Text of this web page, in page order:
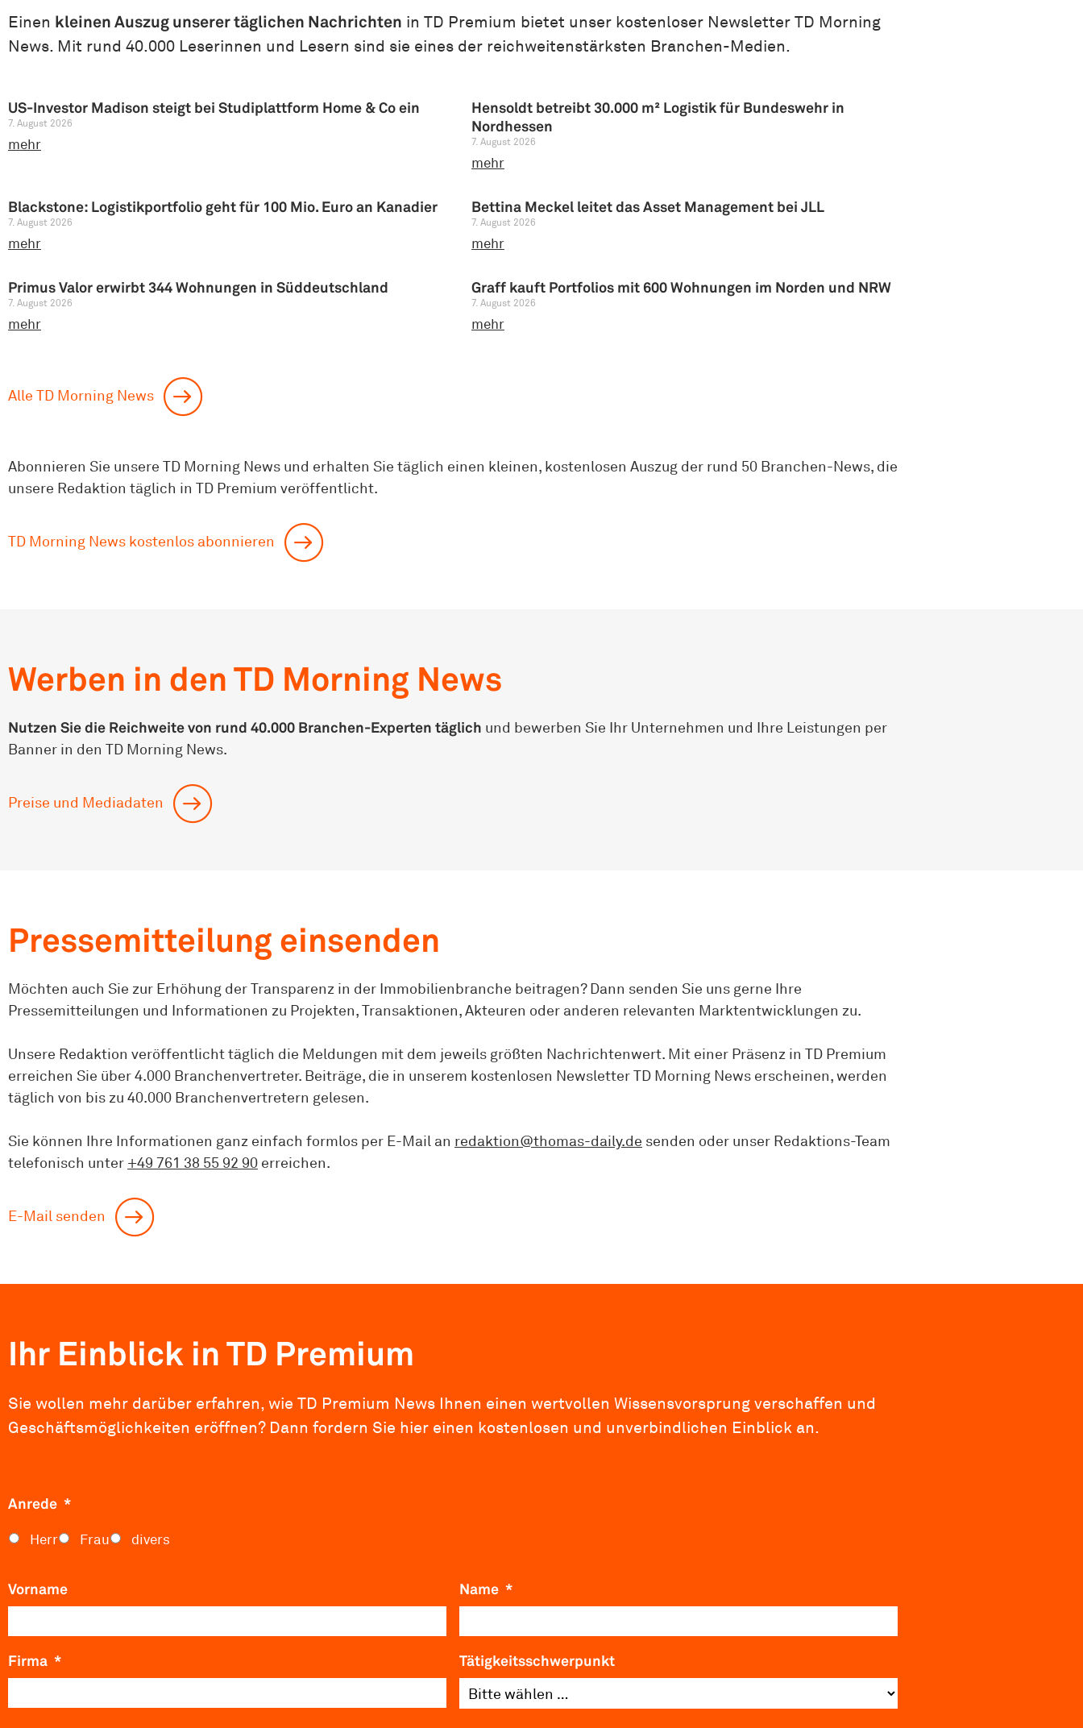
Einen kleinen Auszug unserer täglichen Nachrichten in TD Premium bietet unser kostenloser Newsletter TD Morning
News. Mit rund 40.000 Leserinnen und Lesern sind sie eines der reichweitenstärksten Branchen-Medien.
US-Investor Madison steigt bei Studiplattform Home & Co ein
7. August 2026
mehr
Hensoldt betreibt 30.000 m² Logistik für Bundeswehr in
Nordhessen
7. August 2026
mehr
Blackstone: Logistikportfolio geht für 100 Mio. Euro an Kanadier
7. August 2026
mehr
Bettina Meckel leitet das Asset Management bei JLL
7. August 2026
mehr
Primus Valor erwirbt 344 Wohnungen in Süddeutschland
7. August 2026
mehr
Graff kauft Portfolios mit 600 Wohnungen im Norden und NRW
7. August 2026
mehr
Alle TD Morning News
Abonnieren Sie unsere TD Morning News und erhalten Sie täglich einen kleinen, kostenlosen Auszug der rund 50 Branchen-News, die
unsere Redaktion täglich in TD Premium veröffentlicht.
TD Morning News kostenlos abonnieren
Werben in den TD Morning News
Nutzen Sie die Reichweite von rund 40.000 Branchen-Experten täglich und bewerben Sie Ihr Unternehmen und Ihre Leistungen per
Banner in den TD Morning News.
Preise und Mediadaten
Pressemitteilung einsenden
Möchten auch Sie zur Erhöhung der Transparenz in der Immobilienbranche beitragen? Dann senden Sie uns gerne Ihre
Pressemitteilungen und Informationen zu Projekten, Trans­aktionen, Akteuren oder anderen relevanten Markt­entwick­lungen zu.
Unsere Redaktion veröffentlicht täglich die Meldungen mit dem jeweils größten Nachrichtenwert. Mit einer Präsenz in TD Premium
erreichen Sie über 4.000 Branchen­vertreter. Beiträge, die in unserem kostenlosen Newsletter TD Morning News erscheinen, werden
täglich von bis zu 40.000 Branchenvertretern gelesen.
Sie können Ihre Informationen ganz einfach formlos per E-Mail an redaktion@thomas-daily.de senden oder unser Redaktions-Team
telefonisch unter +49 761 38 55 92 90 erreichen.
E-Mail senden
Ihr Einblick in TD Premium
Sie wollen mehr darüber erfahren, wie TD Premium News Ihnen einen wertvollen Wissensvorsprung verschaffen und
Geschäftsmöglichkeiten eröffnen? Dann fordern Sie hier einen kostenlosen und unverbindlichen Einblick an.
Anrede *
Herr Frau divers
Vorname Name *
Firma * Tätigkeitsschwerpunkt